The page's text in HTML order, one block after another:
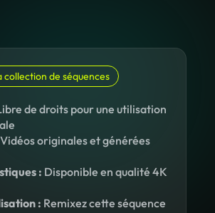
collection de séquences
de droits pour une utilisation
Vidéos originales et générées
: Disponible en qualité 4K
: Remixez cette séquence